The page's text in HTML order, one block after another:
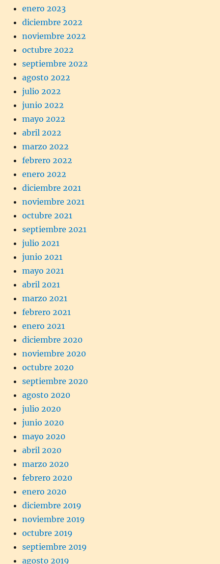
enero 2023
diciembre 2022
noviembre 2022
octubre 2022
septiembre 2022
agosto 2022
julio 2022
junio 2022
mayo 2022
abril 2022
marzo 2022
febrero 2022
enero 2022
diciembre 2021
noviembre 2021
octubre 2021
septiembre 2021
julio 2021
junio 2021
mayo 2021
abril 2021
marzo 2021
febrero 2021
enero 2021
diciembre 2020
noviembre 2020
octubre 2020
septiembre 2020
agosto 2020
julio 2020
junio 2020
mayo 2020
abril 2020
marzo 2020
febrero 2020
enero 2020
diciembre 2019
noviembre 2019
octubre 2019
septiembre 2019
agosto 2019